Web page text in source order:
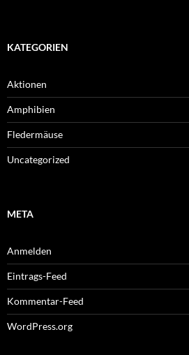
KATEGORIEN
Aktionen
Amphibien
Fledermäuse
Uncategorized
META
Anmelden
Eintrags-Feed
Kommentar-Feed
WordPress.org